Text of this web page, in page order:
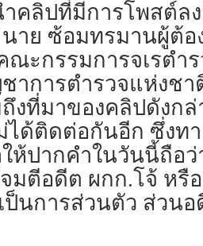
ำคลิปที่มีการโพสต์ล
าย​ ซ้อมทรมาน​ผู้ต้อ
ะกรรมการ​จเรตำร
าการ​ตำ​ร​วจ​แห่งชา
งที่มาของคลิปดังกล่
ด้ติดต่อกันอีก​ ซึ่งทา
ห้ปากคำในวันนี้ถือว่
มตีอดีต ผกก.โจ้​ หรื
ป็นการส่วนตัว​ ส่วนอ